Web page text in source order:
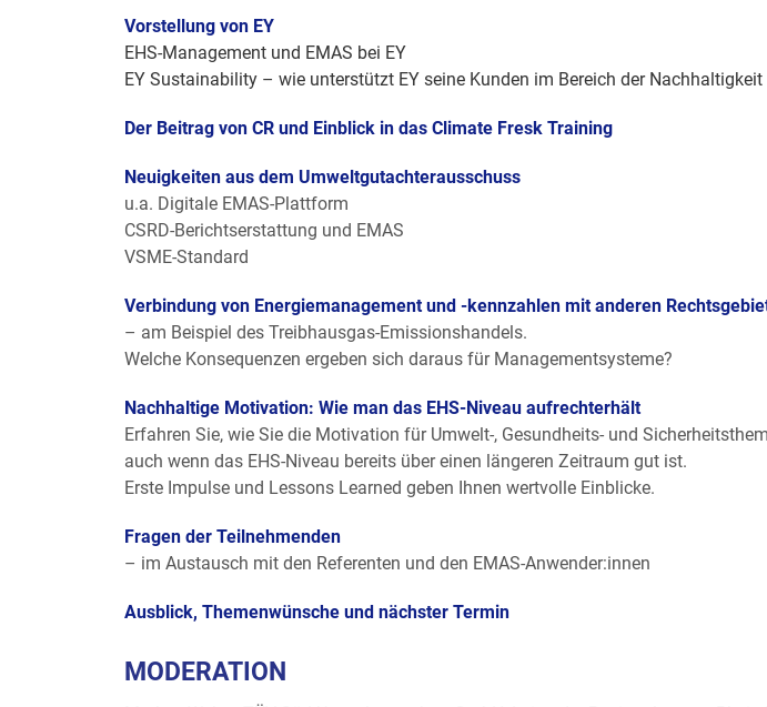
Vorstellung von EY
EHS-Management und EMAS bei EY
EY Sustainability – wie unterstützt EY seine Kunden im Bereich der Nachhaltigkeit
Der Beitrag von CR und Einblick in das Climate Fresk Training
Neuigkeiten aus dem Umweltgutachterausschuss
u.a. Digitale EMAS-Plattform
CSRD-Berichtserstattung und EMAS
VSME-Standard
Verbindung von Energiemanagement und -kennzahlen mit anderen
– am Beispiel des Treibhausgas-Emissionshandels.
Welche Konsequenzen ergeben sich daraus für Managementsysteme?
Nachhaltige Motivation: Wie man das EHS-Niveau aufrechterhält
Erfahren Sie, wie Sie die Motivation für Umwelt-, Gesundheits- und
auch wenn das EHS-Niveau bereits über einen längeren Zeitraum gut ist.
Erste Impulse und Lessons Learned geben Ihnen wertvolle Einblicke.
Fragen der Teilnehmenden
– im Austausch mit den Referenten und den EMAS-Anwender:innen
Ausblick, Themenwünsche und nächster Termin
MODERATION